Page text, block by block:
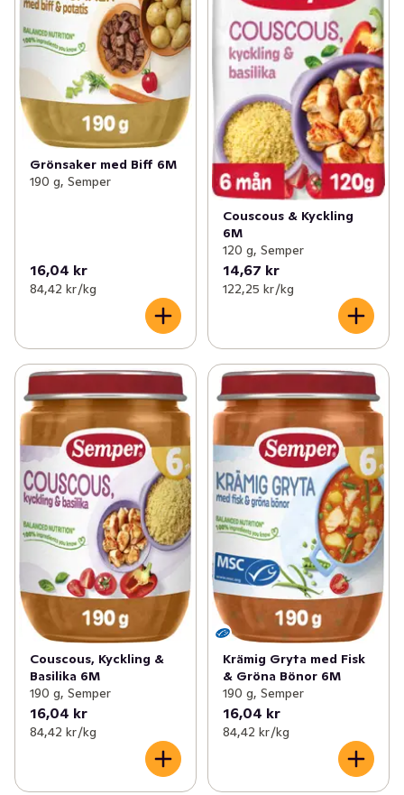
Grönsaker med Biff 6M
190 g, Semper
16,04 kr
84,42 kr /kg
Couscous & Kyckling
6M
120 g, Semper
14,67 kr
122,25 kr /kg
Couscous, Kyckling &
Basilika 6M
190 g, Semper
16,04 kr
84,42 kr /kg
Krämig Gryta med Fisk
& Gröna Bönor 6M
190 g, Semper
16,04 kr
84,42 kr /kg